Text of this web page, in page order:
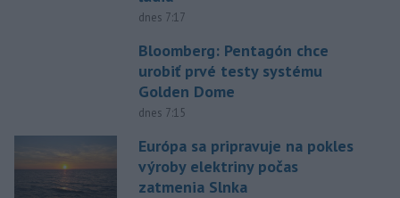
dnes 7:17
Bloomberg: Pentagón chce
urobiť prvé testy systému
Golden Dome
dnes 7:15
Európa sa pripravuje na pokles
výroby elektriny počas
zatmenia Slnka